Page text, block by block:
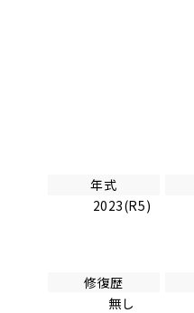
年式
2023(R5)
修復歴
無し